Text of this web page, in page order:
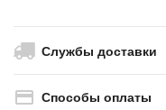
Службы доставки
Способы оплаты